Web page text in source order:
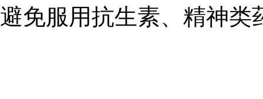
避免服用抗生素、精神类